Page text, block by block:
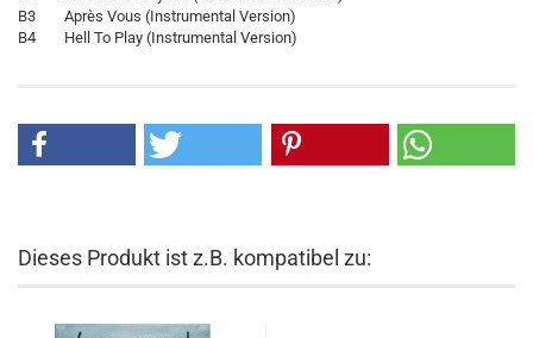
B3 Après Vous (Instrumental Version)
B4 Hell To Play (Instrumental Version)
Dieses Produkt ist z.B. kompatibel zu: